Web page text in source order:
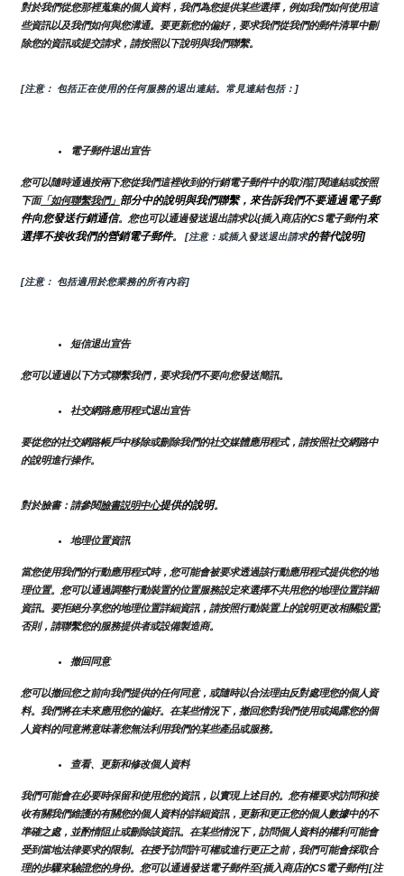
對於我們從您那裡蒐集的個人資料，我們為您提供某些選擇，例如我們如何使用這
些資訊以及我們如何與您溝通。要更新您的偏好，要求我們從我們的郵件清單中刪
除您的資訊或提交請求，請按照以下說明與我們聯繫。
[注意： 包括正在使用的任何服務的退出連結。常見連結包括：]
電子郵件退出宣告
您可以隨時通過按兩下您從我們這裡收到的行銷電子郵件中的取消訂閱連結或按照
下面「如何聯繫我們」 部分中的說明與我們聯繫，來告訴我們不要通過電子郵
件向您發送行銷通信。您也可以通過發送退出請求以{插入商店的CS電子郵件]來
選擇不接收我們的營銷電子郵件。 [注意：或插入發送退出請求的替代說明]
[注意： 包括適用於您業務的所有內容]
短信退出宣告
您可以通過以下方式聯繫我們，要求我們不要向您發送簡訊。
社交網路應用程式退出宣告
要從您的社交網路帳戶中移除或刪除我們的社交媒體應用程式，請按照社交網路中
的說明進行操作。
對於臉書：請參閱臉書説明中心提供的說明。
地理位置資訊
當您使用我們的行動應用程式時，您可能會被要求透過該行動應用程式提供您的地
理位置。您可以通過調整行動裝置的位置服務設定來選擇不共用您的地理位置詳細
資訊。要拒絕分享您的地理位置詳細資訊，請按照行動裝置上的說明更改相關設置;
否則，請聯繫您的服務提供者或設備製造商。
撤回同意
您可以撤回您之前向我們提供的任何同意，或隨時以合法理由反對處理您的個人資
料。我們將在未來應用您的偏好。在某些情況下，撤回您對我們使用或揭露您的個
人資料的同意將意味著您無法利用我們的某些產品或服務。
查看、更新和修改個人資料
我們可能會在必要時保留和使用您的資訊，以實現上述目的。您有權要求訪問和接
收有關我們維護的有關您的個人資料的詳細資訊，更新和更正您的個人數據中的不
準確之處，並酌情阻止或刪除該資訊。在某些情況下，訪問個人資料的權利可能會
受到當地法律要求的限制。在授予訪問許可權或進行更正之前，我們可能會採取合
理的步驟來驗證您的身份。您可以通過發送電子郵件至{插入商店的CS電子郵件][注